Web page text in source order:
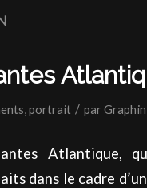
,portrait / parGraphin
Atlantique,
dans le cadre